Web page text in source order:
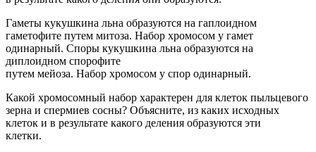
Гаметы кукушкина льна образуются на гаплоидном
гаметофите путем митоза. Набор хромосом у гамет
одинарный. Споры кукушкина льна образуются на
диплоидном спорофите
путем мейоза. Набор хромосом у спор одинарный.
Какой хромосомный набор характерен для клеток пыльцевого
зерна и спермиев сосны? Объясните, из каких исходных
клеток и в результате какого деления образуются эти
клетки.